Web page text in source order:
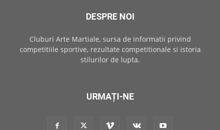
DESPRE NOI
Cluburi Arte Martiale, sursa de informatii privind
competitiile sportive, rezultate competitionale si istoria
stilurilor de lupta.
URMAȚI-NE